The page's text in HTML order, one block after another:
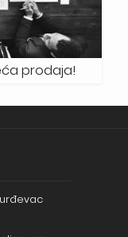
prodaja!